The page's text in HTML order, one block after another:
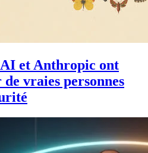
et Anthropic ont
vraies personnes